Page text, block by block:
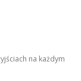
na każdym